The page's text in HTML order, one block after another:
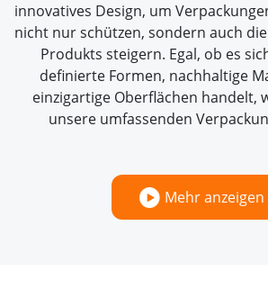
innovatives Design, um
nicht nur schützen, sondern auch
Produkts steigern. Egal, ob es
definierte Formen, nachhaltige
einzigartige Oberflächen handelt,
unsere umfassenden
Mehr anzeigen